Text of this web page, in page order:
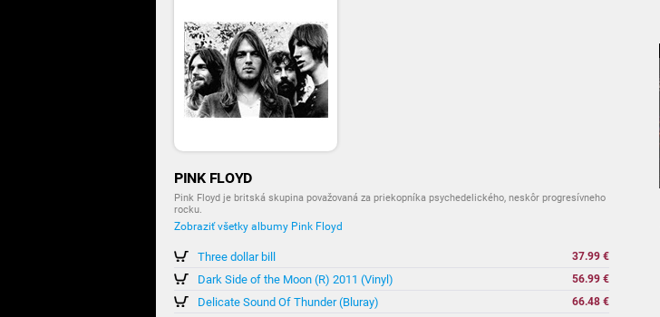
PINK FLOYD
Pink Floyd je britská skupina považovaná za priekopníka psychedelického, neskôr progresívneho
rocku.
Zobraziť všetky albumy Pink Floyd
Three dollar bill 37.99 €
Dark Side of the Moon (R) 2011 (Vinyl) 56.99 €
Delicate Sound Of Thunder (Bluray) 66.48 €